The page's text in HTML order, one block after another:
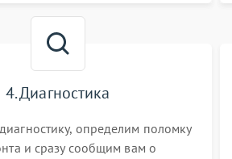
4. Диагностика
определим поломку
и сразу сообщим вам о